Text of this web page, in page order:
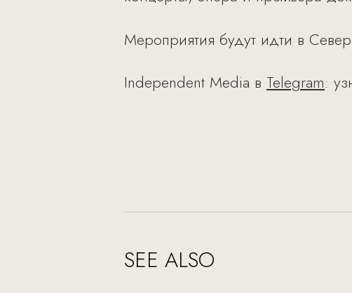
Мероприятия будут идти в
Independent Media в Telegram:
SEE ALSO